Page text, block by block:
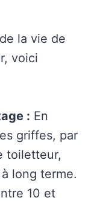
la vie de
voici
: En
griffes, par
toiletteur,
long terme.
10 et